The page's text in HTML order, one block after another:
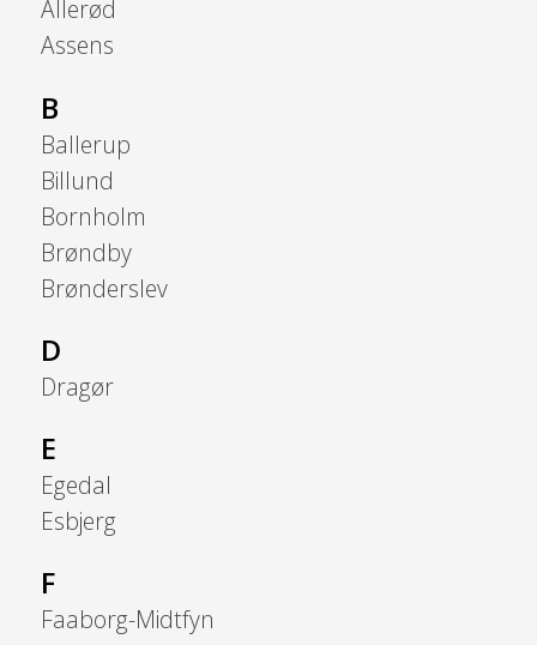
Allerød
Assens
B
Ballerup
Billund
Bornholm
Brøndby
Brønderslev
D
Dragør
E
Egedal
Esbjerg
F
Faaborg-Midtfyn